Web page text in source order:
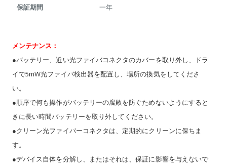
保証期間 一年
メンテナンス：
●バッテリー、近い光ファイバコネクタのカバーを取り外し、ドラ
イで5mW光ファイバ検出器を配置し、場所の換気をしてくださ
い。
●順序で何も操作がバッテリーの腐敗を防ぐためないようにすると
きに長い時間バッテリーを取り外してください。
●クリーン光ファイバーコネクタは、定期的にクリーンに保ちま
す。
●デバイス自体を分解し、またはそれは、保証に影響を与えないで